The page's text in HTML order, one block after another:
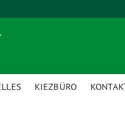
KIEZBÜRO